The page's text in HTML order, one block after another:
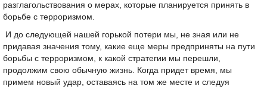
разглагольствования о мерах, которые планируется принять в
борьбе с терроризмом.
И до следующей нашей горькой потери мы, не зная или не
придавая значения тому, какие еще меры предприняты на пути
борьбы с терроризмом, к какой стратегии мы перешли,
продолжим свою обычную жизнь. Когда придет время, мы
примем новый удар, оставаясь на том же месте и следуя